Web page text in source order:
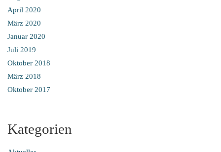
April 2020
März 2020
Januar 2020
Juli 2019
Oktober 2018
März 2018
Oktober 2017
Kategorien